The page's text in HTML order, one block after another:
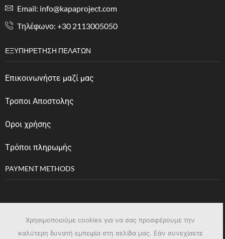
Email: info@kapaproject.com
Tηλέφωνο: +30 2113005050
ΕΞΥΠΗΡΈΤΗΣΗ ΠΕΛΑΤΏΝ
Επικοινωνήστε μαζί μας
Τροποι Αποστολης
Οροι χρήσης
Tρόποι πληρωμής
PAYMENT METHODS
Χρησιμοποιούμε cookies για να σας προσφέρουμε την
καλύτερη δυνατή εμπειρία στη σελίδα μας. Εάν συνεχίσετε